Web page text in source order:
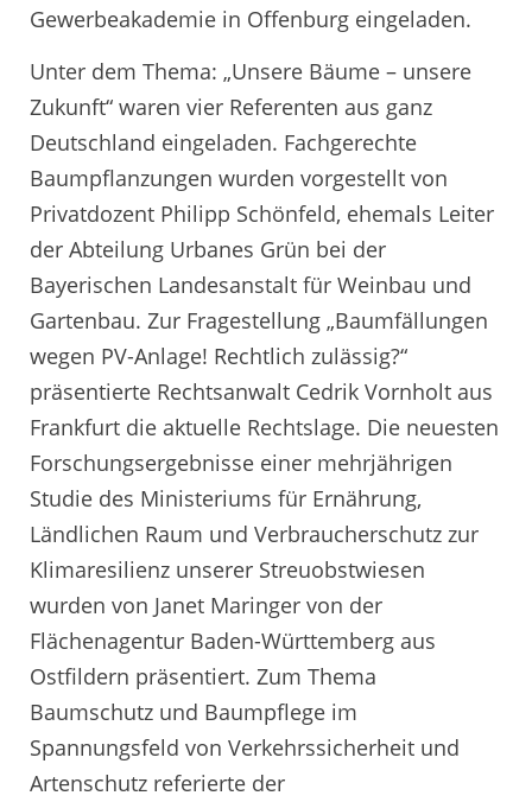
Gewerbeakademie in Offenburg eingeladen.
Unter dem Thema: „Unsere Bäume – unsere
Zukunft“ waren vier Referenten aus ganz
Deutschland eingeladen. Fachgerechte
Baumpflanzungen wurden vorgestellt von
Privatdozent Philipp Schönfeld, ehemals Leiter
der Abteilung Urbanes Grün bei der
Bayerischen Landesanstalt für Weinbau und
Gartenbau. Zur Fragestellung „Baumfällungen
wegen PV-Anlage! Rechtlich zulässig?“
präsentierte Rechtsanwalt Cedrik Vornholt aus
Frankfurt die aktuelle Rechtslage. Die neuesten
Forschungsergebnisse einer mehrjährigen
Studie des Ministeriums für Ernährung,
Ländlichen Raum und Verbraucherschutz zur
Klimaresilienz unserer Streuobstwiesen
wurden von Janet Maringer von der
Flächenagentur Baden-Württemberg aus
Ostfildern präsentiert. Zum Thema
Baumschutz und Baumpflege im
Spannungsfeld von Verkehrssicherheit und
Artenschutz referierte der